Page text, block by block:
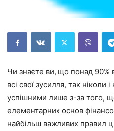
Чи знаєте ви, що понад 90%
всі свої зусилля, так ніколи
успішними лише з-за того,
елементарних основ
найбільш важливих правил